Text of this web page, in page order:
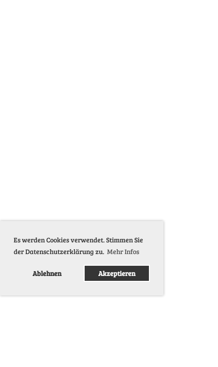
Es werden Cookies verwendet. Stimmen Sie
der Datenschutzerklärung zu. Mehr Infos
Ablehnen Akzeptieren